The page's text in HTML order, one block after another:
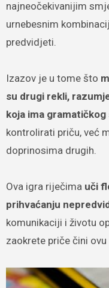
najneočekivanijim
urnebesnim
predvidjeti.
Izazov je u tome što
su drugi rekli,
koja ima gramatičkog
kontrolirati priču, već
doprinosima drugih.
Ova igra riječima uči
prihvaćanju
komunikaciji i životu
zaokrete priče čini